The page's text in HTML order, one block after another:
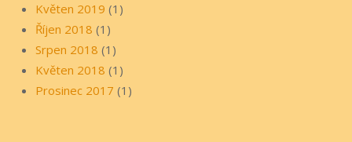
Květen 2019 (1)
Říjen 2018 (1)
Srpen 2018 (1)
Květen 2018 (1)
Prosinec 2017 (1)